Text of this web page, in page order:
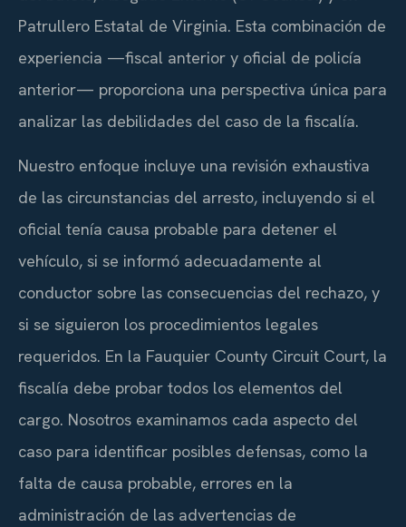
Patrullero Estatal de Virginia. Esta combinación de
experiencia —fiscal anterior y oficial de policía
anterior— proporciona una perspectiva única para
analizar las debilidades del caso de la fiscalía.
Nuestro enfoque incluye una revisión exhaustiva
de las circunstancias del arresto, incluyendo si el
oficial tenía causa probable para detener el
vehículo, si se informó adecuadamente al
conductor sobre las consecuencias del rechazo, y
si se siguieron los procedimientos legales
requeridos. En la Fauquier County Circuit Court, la
fiscalía debe probar todos los elementos del
cargo. Nosotros examinamos cada aspecto del
caso para identificar posibles defensas, como la
falta de causa probable, errores en la
administración de las advertencias de